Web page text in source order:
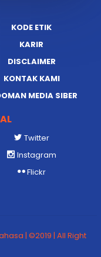
KODE ETIK
KARIR
DISCLAIMER
KONTAK KAMI
MEDIA SIBER
Twitter
Instagram
Flickr
| ©2019 | All Right